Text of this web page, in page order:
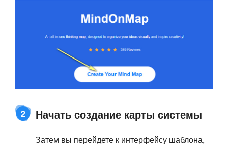
2 Начать создание карты системы
Затем вы перейдете к интерфейсу шаблона,